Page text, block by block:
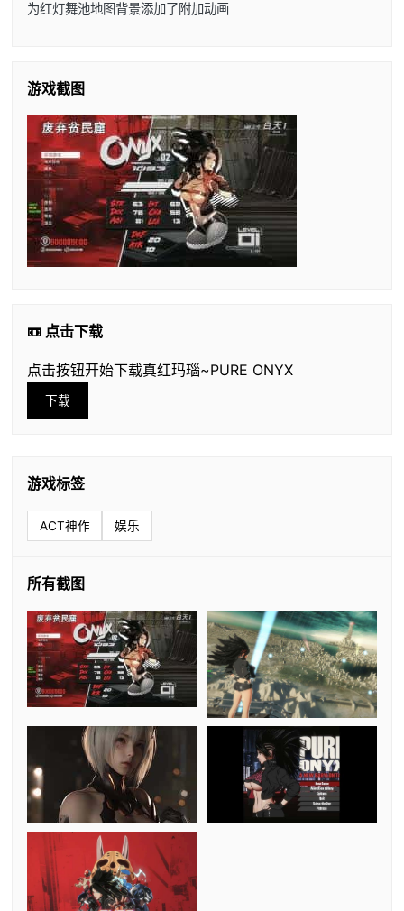
为红灯舞池地图背景添加了附加动画
游戏截图
📼 点击下载
点击按钮开始下载真红玛瑙~PURE ONYX
下载
游戏标签
ACT神作 娱乐
所有截图